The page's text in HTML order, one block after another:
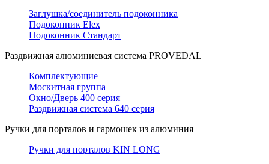
Заглушка/соединитель подоконника
Подоконник Elex
Подоконник Стандарт
Раздвижная алюминиевая система PROVEDAL
Комплектующие
Москитная группа
Окно/Дверь 400 серия
Раздвижная система 640 серия
Ручки для порталов и гармошек из алюминия
Ручки для порталов KIN LONG